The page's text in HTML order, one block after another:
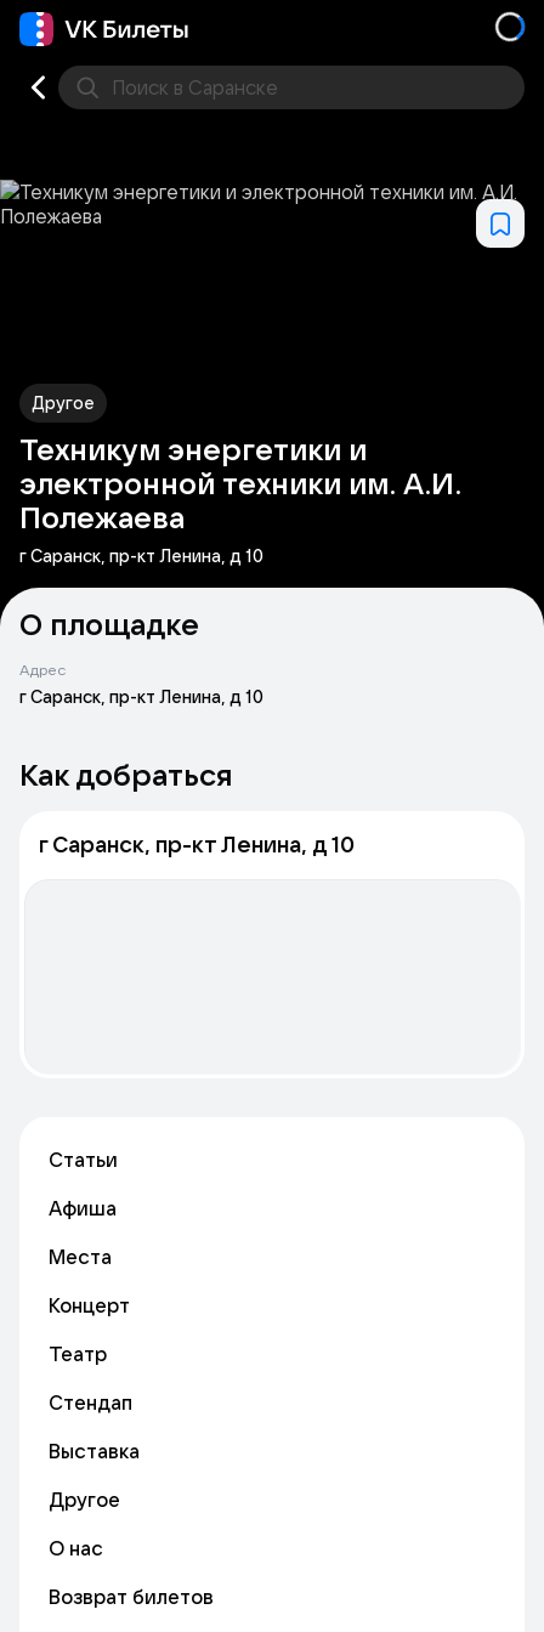
Поиск в Саранске
Другое
Техникум энергетики и
электронной техники им. А.И.
Полежаева
г Саранск, пр-кт Ленина, д 10
О площадке
Адрес
г Саранск, пр-кт Ленина, д 10
Как добраться
г Саранск, пр-кт Ленина, д 10
Статьи
Афиша
Места
Концерт
Театр
Стендап
Выставка
Другое
О нас
Возврат билетов